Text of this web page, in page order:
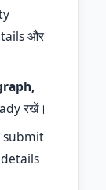
और
रखें।
submit